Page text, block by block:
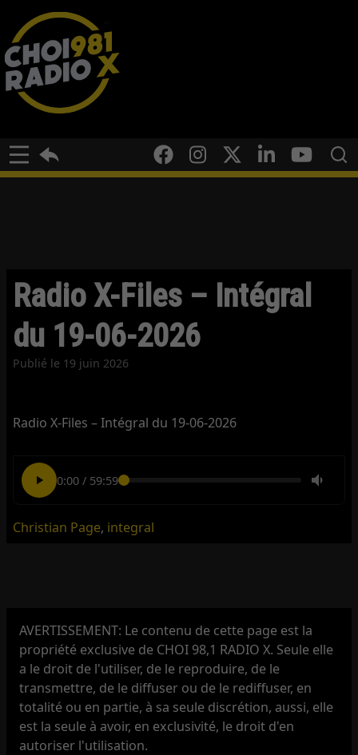
Radio X-Files – Intégral
du 19-06-2026
Publié le 19 juin 2026
Radio X-Files – Intégral du 19-06-2026
0:00/ 59:59
Christian Page, integral
AVERTISSEMENT: Le contenu de cette page est la
propriété exclusive de CHOI 98,1 RADIO X. Seule elle
a le droit de l'utiliser, de le reproduire, de le
transmettre, de le diffuser ou de le rediffuser, en
totalité ou en partie, à sa seule discrétion, aussi, elle
est la seule à avoir, en exclusivité, le droit d'en
autoriser l'utilisation.